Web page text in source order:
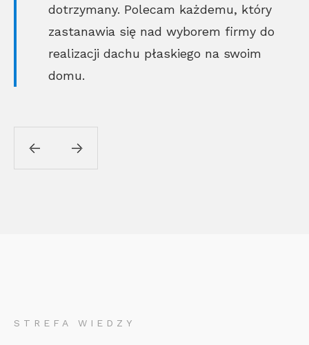
dotrzymany. Polecam każdemu, który
zastanawia się nad wyborem firmy do
realizacji dachu płaskiego na swoim
domu.
STREFA WIEDZY